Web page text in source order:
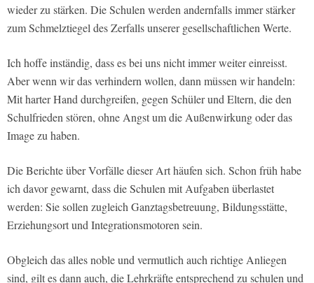
wieder zu stärken. Die Schulen werden andernfalls immer stärker
zum Schmelztiegel des Zerfalls unserer gesellschaftlichen Werte.
Ich hoffe inständig, dass es bei uns nicht immer weiter einreisst.
Aber wenn wir das verhindern wollen, dann müssen wir handeln:
Mit harter Hand durchgreifen, gegen Schüler und Eltern, die den
Schulfrieden stören, ohne Angst um die Außenwirkung oder das
Image zu haben.
Die Berichte über Vorfälle dieser Art häufen sich. Schon früh habe
ich davor gewarnt, dass die Schulen mit Aufgaben überlastet
werden: Sie sollen zugleich Ganztagsbetreuung, Bildungsstätte,
Erziehungsort und Integrationsmotoren sein.
Obgleich das alles noble und vermutlich auch richtige Anliegen
sind, gilt es dann auch, die Lehrkräfte entsprechend zu schulen und